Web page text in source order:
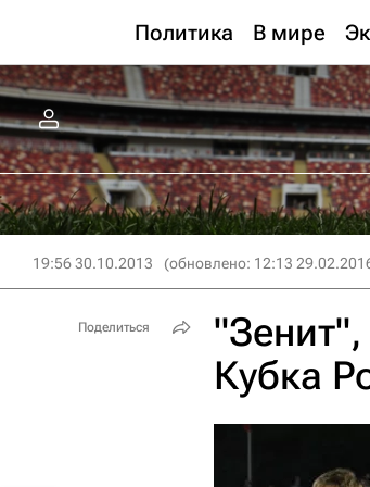
Политика В мире
19:56 30.10.2013 (обновлено: 12:13
Кубка
Поделиться